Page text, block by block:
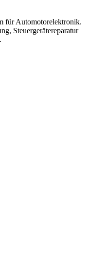
für Automotorelektronik.
Steuergerätereparatur